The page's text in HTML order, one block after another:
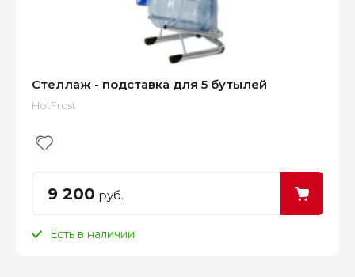
Стеллаж - подставка для 5 бутылей
HotFrost
9 200 руб.
Есть в наличии